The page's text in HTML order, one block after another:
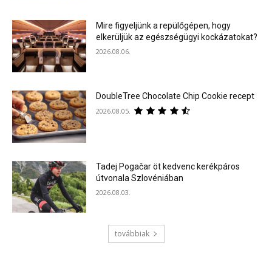
Mire figyeljünk a repülőgépen, hogy
elkerüljük az egészségügyi kockázatokat?
2026.08.06.
DoubleTree Chocolate Chip Cookie recept
2026.08.05.
Tadej Pogačar öt kedvenc kerékpáros
útvonala Szlovéniában
2026.08.03.
továbbiak